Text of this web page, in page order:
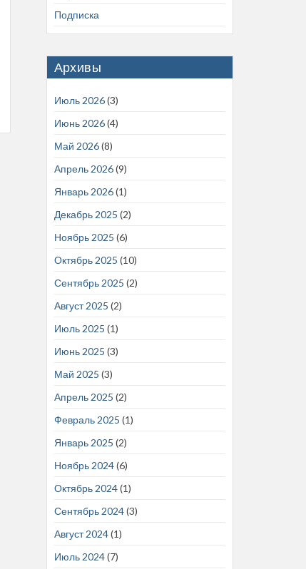
Подписка
Архивы
Июль 2026(3)
Июнь 2026(4)
Май 2026(8)
Апрель 2026(9)
Январь 2026(1)
Декабрь 2025 (2)
Ноябрь 2025 (6)
Октябрь 2025 (10)
Сентябрь 2025 (2)
Август 2025 (2)
Июль 2025 (1)
Июнь 2025 (3)
Май 2025 (3)
Апрель 2025 (2)
Февраль 2025 (1)
Январь 2025 (2)
Ноябрь 2024(6)
Октябрь 2024(1)
Сентябрь 2024(3)
Август 2024(1)
Июль 2024(7)